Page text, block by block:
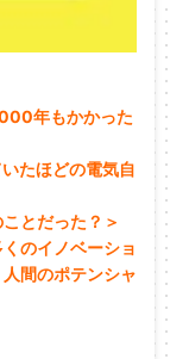
年もかかった
たほどの電気自
とだった？＞
のイノベーショ
間のポテンシャ